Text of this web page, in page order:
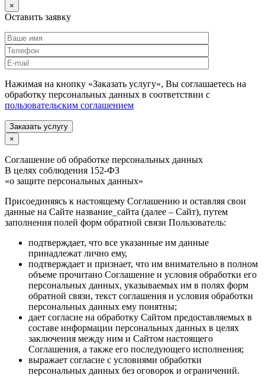
×
Оставить заявку
Нажимая на кнопку «Заказать услугу», Вы соглашаетесь на
обработку персональных данных в соответствии с
пользовательским соглашением
Заказать услугу
×
Соглашение об обработке персональных данных
В целях соблюдения 152-ФЗ
«о защите персональных данных»
Присоединяясь к настоящему Соглашению и оставляя свои
данные на Сайте название_сайта (далее – Сайт), путем
заполнения полей форм обратной связи Пользователь:
подтверждает, что все указанные им данные
принадлежат лично ему,
подтверждает и признает, что им внимательно в полном
объеме прочитано Соглашение и условия обработки его
персональных данных, указываемых им в полях форм
обратной связи, текст соглашения и условия обработки
персональных данных ему понятны;
дает согласие на обработку Сайтом предоставляемых в
составе информации персональных данных в целях
заключения между ним и Сайтом настоящего
Соглашения, а также его последующего исполнения;
выражает согласие с условиями обработки
персональных данных без оговорок и ограничений.